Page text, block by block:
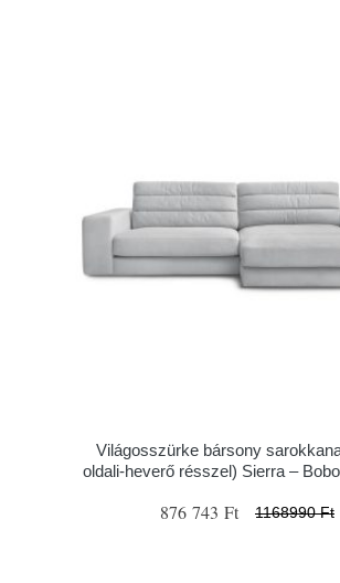
Világosszürke bársony
oldali-heverő résszel) Sierra –
876 743 Ft 1168990 Ft